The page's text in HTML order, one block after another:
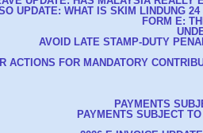
UPDATE: WHAT IS SKIM LINDUNG
FORM E:
AVOID LATE STAMP-DUTY
ACTIONS FOR MANDATORY
PAYMENTS
PAYMENTS SUBJECT